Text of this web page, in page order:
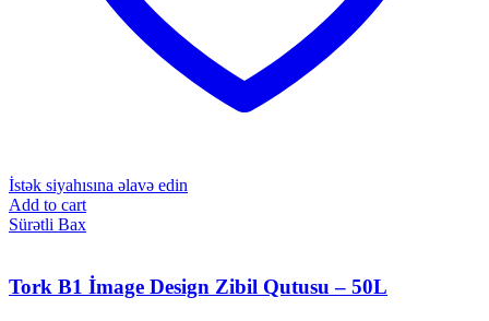
İstək siyahısına əlavə edin
Add to cart
Sürətli Bax
Tork B1 İmage Design Zibil Qutusu – 50L